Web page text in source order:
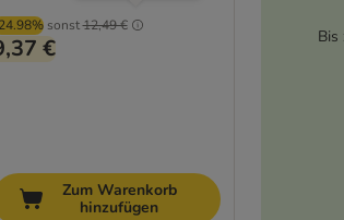
sonst12,49 €
€
Zum Warenkorb
hinzufügen
Bis